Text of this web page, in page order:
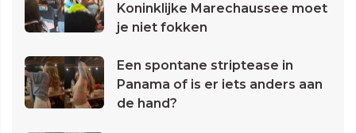
Koninklijke Marechaussee moet
je niet fokken
Een spontane striptease in
Panama of is er iets anders aan
de hand?